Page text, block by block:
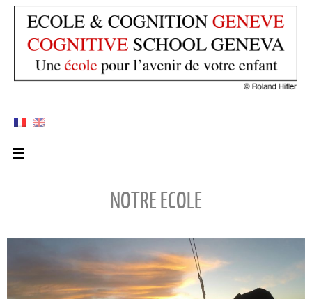
NOTRE ECOLE